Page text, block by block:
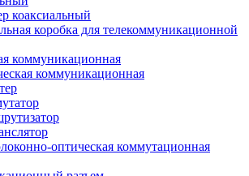
коаксиальный
коробка для телекоммуникационной
коммуникационная
коммуникационная
оптическая коммутационная